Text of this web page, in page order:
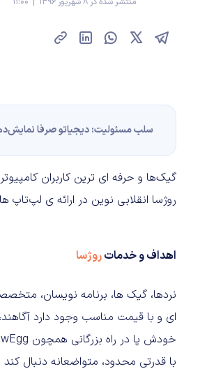
سلب مسئولیت: دیجیاتو صرفا
روژسا انقلابی نوین در ارائه‌ ی لپ‌تاپ‌
اهداف و خدماتروژسا
ای و با قیمت مناسب وجود دارد
با قدرتی محدود، متواضعانه دنبال